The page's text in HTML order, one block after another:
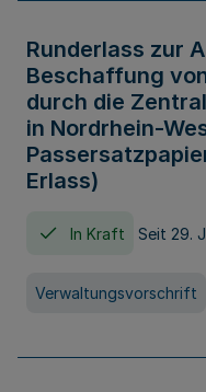
Runderlass zur
Beschaffung
durch die
in Nordrhein-
Erlass)
In Kraft Seit 29.
Verwaltungsvorschrift